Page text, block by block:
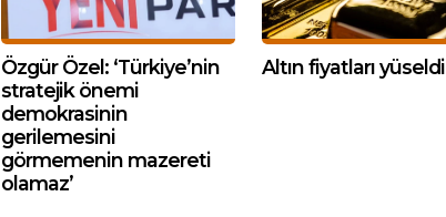
Özgür Özel: ‘Türkiye’nin
stratejik önemi
demokrasinin
gerilemesini
görmemenin mazereti
olamaz’
Altın fiyatları yüseldi